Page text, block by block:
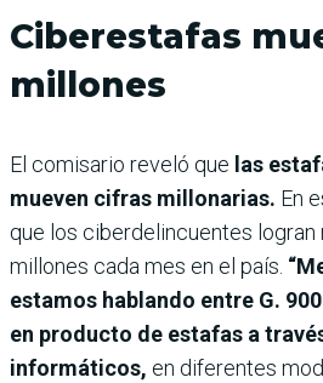
Ciberestafas
millones
El comisario reveló que las
mueven cifras millonarias. En
que los ciberdelincuentes logran
millones cada mes en el país.
estamos hablando entre G.
en producto de estafas a
informáticos, en diferentes